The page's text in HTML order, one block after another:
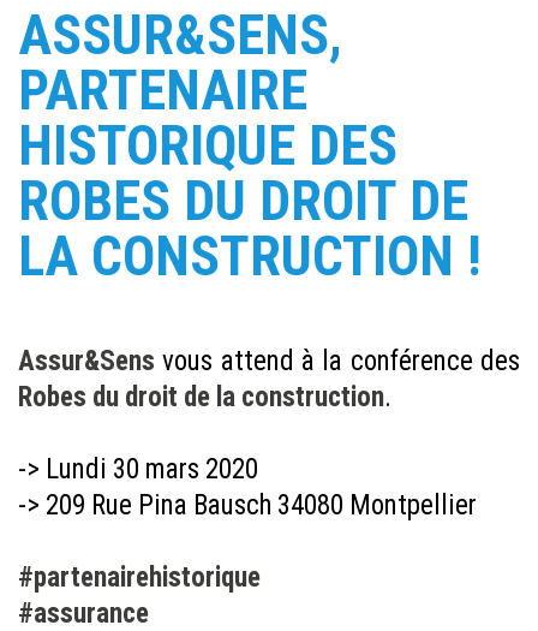
ASSUR&SENS,
PARTENAIRE
HISTORIQUE DES
ROBES DU DROIT DE
LA CONSTRUCTION !
Assur&Sens vous attend à la conférence des
Robes du droit de la construction.
-> Lundi 30 mars 2020
-> 209 Rue Pina Bausch 34080 Montpellier
#partenairehistorique
#assurance